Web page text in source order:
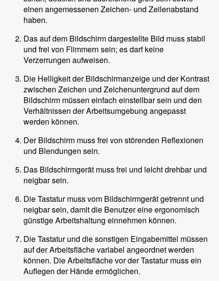
einen angemessenen Zeichen- und Zeilenabstand
haben.
Das auf dem Bildschirm dargestellte Bild muss stabil
und frei von Flimmern sein; es darf keine
Verzerrungen aufweisen.
Die Helligkeit der Bildschirmanzeige und der Kontrast
zwischen Zeichen und Zeichenuntergrund auf dem
Bildschirm müssen einfach einstellbar sein und den
Verhältnissen der Arbeitsumgebung angepasst
werden können.
Der Bildschirm muss frei von störenden Reflexionen
und Blendungen sein.
Das Bildschirmgerät muss frei und leicht drehbar und
neigbar sein.
Die Tastatur muss vom Bildschirmgerät getrennt und
neigbar sein, damit die Benutzer eine ergonomisch
günstige Arbeitshaltung einnehmen können.
Die Tastatur und die sonstigen Eingabemittel müssen
auf der Arbeitsfläche variabel angeordnet werden
können. Die Arbeitsfläche vor der Tastatur muss ein
Auflegen der Hände ermöglichen.